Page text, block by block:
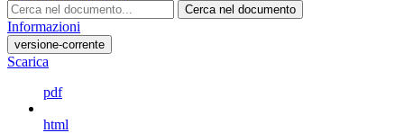
Cerca nel documento
Informazioni
versione-corrente
Scarica
pdf
html